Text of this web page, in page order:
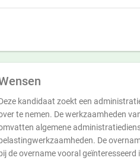
kandidaat zoekt een
te nemen. De werkzaamheden
algemene
belastingwerkzaamheden. De
bij de overname vooral geïnteresseerd